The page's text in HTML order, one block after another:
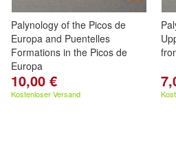
Palynology of the Picos de
Europa and Puentelles
Formations in the Picos de
Europa
10,00 €
Kostenloser Versand